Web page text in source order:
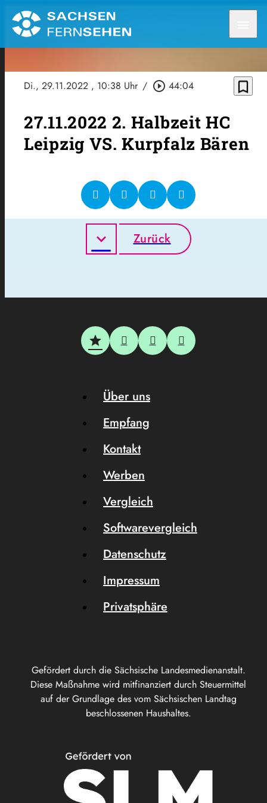
Di., 29.11.2022 , 10:38 Uhr / play_circle_outline 44:04 bookmark_border
27.11.2022 2. Halbzeit HC
Leipzig VS. Kurpfalz Bären
Zurück
Gefördert durch die Sächsische Landesmedienanstalt.
Diese Maßnahme wird mitfinanziert durch Steuermittel
auf der Grundlage des vom Sächsischen Landtag
beschlossenen Haushaltes.
Über uns
Empfang
Kontakt
Werben
Vergleich
Softwarevergleich
Datenschutz
Impressum
Privatsphäre